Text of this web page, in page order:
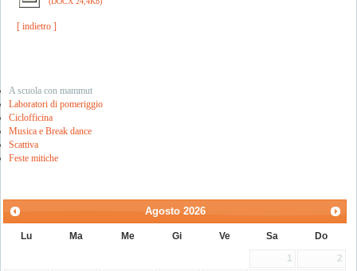
[ indietro ]
A scuola con mammut
Laboratori di pomeriggio
Ciclofficina
Musica e Break dance
Scattiva
Feste mitiche
Agosto 2026
Lu Ma Me Gi Ve Sa Do
1
2